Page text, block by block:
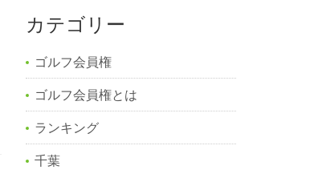
カテゴリー
ゴルフ会員権
ゴルフ会員権とは
ランキング
千葉